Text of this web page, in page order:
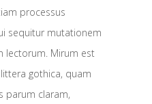
processus
sequitur mutationem
lectorum. Mirum est
gothica, quam
parum claram,